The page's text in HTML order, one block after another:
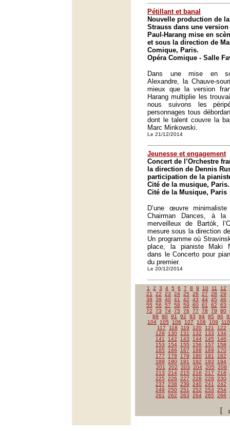
Pétillant et banal
Nouvelle production de
Strauss dans une
Paul-Harang mise en
et sous la direction de
Comique, Paris.
Opéra Comique - Salle
Dans une mise en
Alexandre, la Chauve-
mieux que la version
Harang multiplie les
nous suivons les
personnages tous
dont le talent couvre la
Marc Minkowski.
Le 21/12/2014
Jeunesse et engagement
Concert de l’Orchestre
la direction de Dennis
participation de la
Cité de la musique, Paris.
Cité de la Musique, Paris
D’une œuvre
Chairman Dances, à la
merveilleux de Bartók,
mesure sous la direction
Un programme où
place, la pianiste Maki
dans le Concerto pour
du premier.
Le 20/12/2014
1 2 3 4 5 6 7 8 9 10 11 12
21
22 23 24 25 26 27 28 29
38
39 40 41 42 43 44 45 46
55
56 57 58 59 60 61 62 63
72
73 74 75 76 77 78 79 80
89
90 91 92 93 94 95 96
104
105 106 107 108 109
110
117
118 119 120 121 122
129
130 131 132 133 134
141
142 143 144 145 146
153
154 155 156 157 158
165
166 167 168 169 170
177
178 179 180 181 182
189
190 191 192 193 194
201
202 203 204 205
206
213
214 215 216 217 218
225
226 227 228 229 230
237
238 239 240 241 242
249
250 251 252 253 254
261
262 263 264 265 266
[